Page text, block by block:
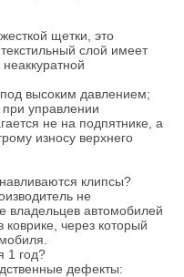
щетки, это
слой имеет
высоким давлением;
при управлении
не на подпятнике, а
износу верхнего
клипсы?
не
владельцев автомобилей
коврике, через который
1 год?
дефекты: